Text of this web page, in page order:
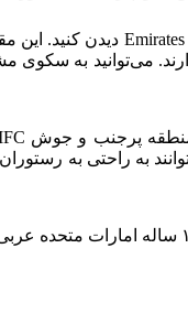
به سکوی
پس از تکمیل پروژه در سه‌ماهه اول سال